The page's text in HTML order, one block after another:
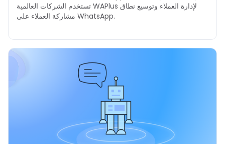
تستخدم الشركات العالمية WAPlus لإدارة العملاء وتوسيع نطاق
مشاركة العملاء على WhatsApp.